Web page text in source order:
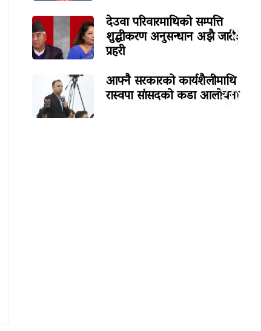
९
देउवा परिवारमाथिको सम्पत्ति
शुद्धीकरण अनुसन्धान अझै जारी:
प्रहरी
१०
आफ्नै सरकारको कार्यशैलीमाथि
रास्वपा सांसदको कडा आलोचना